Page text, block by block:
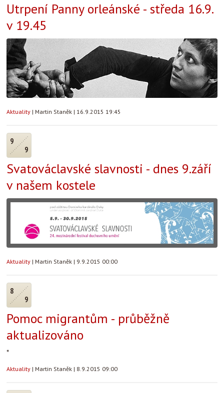
Utrpení Panny orleánské - středa 16.9.
v 19.45
Aktuality | Martin Staněk | 16.9.2015 19:45
9
9
Svatováclavské slavnosti - dnes 9.září
v našem kostele
Aktuality | Martin Staněk | 9.9.2015 00:00
8
9
Pomoc migrantům - průběžně
aktualizováno
*
Aktuality | Martin Staněk | 8.9.2015 09:00